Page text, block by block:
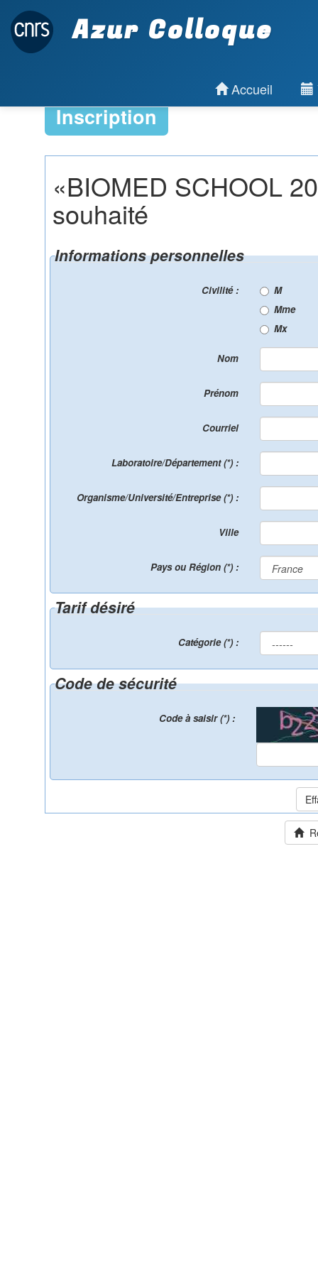
Azur Colloque
Accueil
Inscription
«BIOMED SCHOOL
souhaité
Informations personnelles
Civilité :
M
Mme
Mx
Nom
Prénom
Courriel
Laboratoire/Département (*) :
Organisme/Université/Entreprise (*) :
Ville
Pays ou Région (*) :
Tarif désiré
Catégorie (*) :
Code de sécurité
Code à saisir (*) :